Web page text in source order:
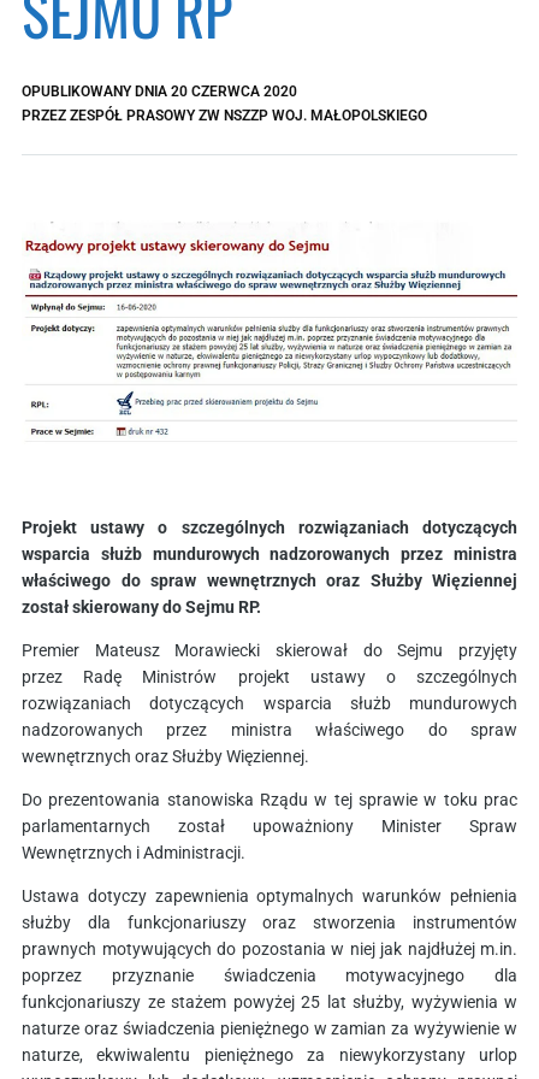
OPUBLIKOWANY DNIA 20 CZERWCA 2020
PRZEZ ZESPÓŁ PRASOWY ZW NSZZP WOJ. MAŁOPOLSKIEGO
Projekt ustawy o szczególnych rozwiązaniach dotyczących
wsparcia służb mundurowych nadzorowanych przez ministra
właściwego do spraw wewnętrznych oraz Służby Więziennej
został skierowany do Sejmu RP.
Premier Mateusz Morawiecki skierował do Sejmu przyjęty
przez Radę Ministrów projekt ustawy o szczególnych
rozwiązaniach dotyczących wsparcia służb mundurowych
nadzorowanych przez ministra właściwego do spraw
wewnętrznych oraz Służby Więziennej.
Do prezentowania stanowiska Rządu w tej sprawie w toku prac
parlamentarnych został upoważniony Minister Spraw
Wewnętrznych i Administracji.
Ustawa dotyczy zapewnienia optymalnych warunków pełnienia
służby dla funkcjonariuszy oraz stworzenia instrumentów
prawnych motywujących do pozostania w niej jak najdłużej m.in.
poprzez przyznanie świadczenia motywacyjnego dla
funkcjonariuszy ze stażem powyżej 25 lat służby, wyżywienia w
naturze oraz świadczenia pieniężnego w zamian za wyżywienie w
naturze, ekwiwalentu pieniężnego za niewykorzystany urlop